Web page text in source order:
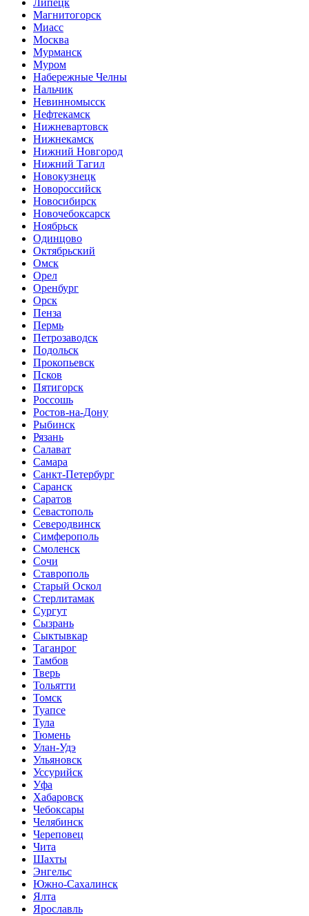
Липецк
Магнитогорск
Миасс
Москва
Мурманск
Муром
Набережные Челны
Нальчик
Невинномысск
Нефтекамск
Нижневартовск
Нижнекамск
Нижний Новгород
Нижний Тагил
Новокузнецк
Новороссийск
Новосибирск
Новочебоксарск
Ноябрьск
Одинцово
Октябрьский
Омск
Орел
Оренбург
Орск
Пенза
Пермь
Петрозаводск
Подольск
Прокопьевск
Псков
Пятигорск
Россошь
Ростов-на-Дону
Рыбинск
Рязань
Салават
Самара
Санкт-Петербург
Саранск
Саратов
Севастополь
Северодвинск
Симферополь
Смоленск
Сочи
Ставрополь
Старый Оскол
Стерлитамак
Сургут
Сызрань
Сыктывкар
Таганрог
Тамбов
Тверь
Тольятти
Томск
Туапсе
Тула
Тюмень
Улан-Удэ
Ульяновск
Уссурийск
Уфа
Хабаровск
Чебоксары
Челябинск
Череповец
Чита
Шахты
Энгельс
Южно-Сахалинск
Ялта
Ярославль